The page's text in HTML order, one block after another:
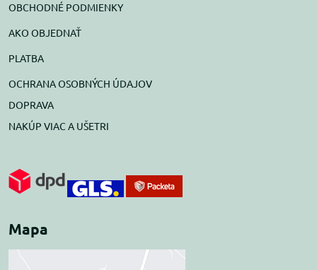
OBCHODNÉ PODMIENKY
AKO OBJEDNAŤ
PLATBA
OCHRANA OSOBNÝCH ÚDAJOV
DOPRAVA
NAKÚP VIAC A UŠETRI
Mapa